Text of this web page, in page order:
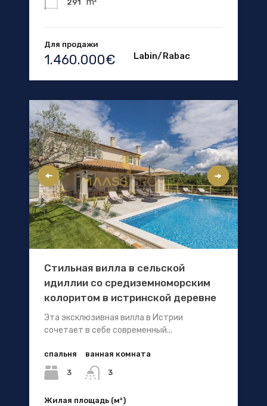
291
Для продажи
1.460.000€ Labin/Rabac
Стильная вилла в сельской
идиллии со средиземноморским
колоритом в истринской деревне
Эта эксклюзивная вилла в Истрии
сочетает в себе современный...
спальня
3
ванная комната
3
Жилая площадь (м²)